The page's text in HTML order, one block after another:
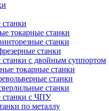
токарные станки
станки
станки
станки с двойным суппортом
токарные станки
станки
станки
станки с ЧПУ
по металлу